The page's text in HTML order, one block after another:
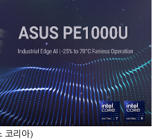
코리아)